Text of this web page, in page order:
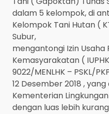
dalam 5 kelompok, di
Kelompok Tani Hutan (
Subur,
mengantongi Izin
Kemasyarakatan (
9022/MENLHK – PSKL/
12 Desember 2018 ,
Kementerian
dengan luas lebih